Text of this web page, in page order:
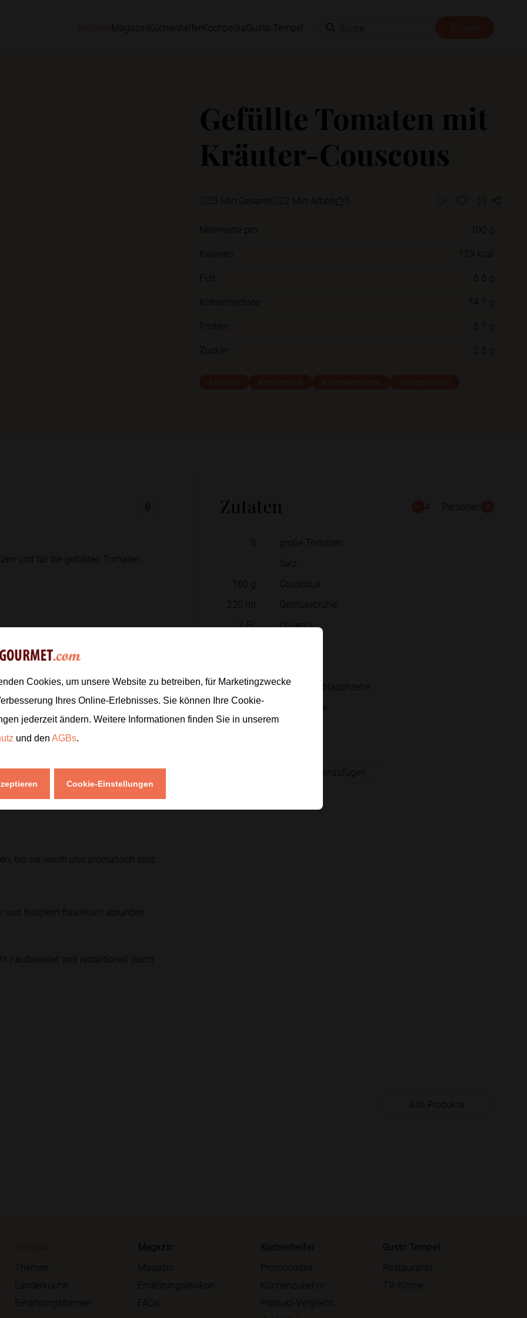
Magazin Küchenhelfer Kochpedia Gusto Tempel
Gefüllte Tomaten mit
Kräuter-Couscous
35 Min Gesamt 22 Min Arbeit 5
Nährwerte pro
100 g
Kalorien
129 kcal
Fett
6.6 g
Kohlenhydrate
14.1 g
Protein
3.1 g
Zucker
2.3 g
Zutaten 4 Personen
8
große Tomaten
Salz
160 g
Couscous
220 ml
Gemüsebrühe
2EL
Olivenöl
1
kleine Knoblauchzehe
40g
Pinienkerne
Zur Einkaufsliste hinzufügen
und für die gefüllten Tomaten
leicht salzen.
lassen.
und beiseitestellen, während der
mischen.
bis sie weich und aromatisch sind.
und frischem Basilikum abrunden
/ aufbereitet und redaktionell durch
Alle Produkte
Themen
Länderküche
Ernährungsformen
Magazin
Magazin
Ernährungslexikon
FAQs
Küchenhelfer
Promocodes
Küchenzubehör
Produkt-Vergleich
Gusto Tempel
Restaurants
TV-Köche
Cookies, um unsere Website zu betreiben, für Marketingzwecke
Ihres Online-Erlebnisses. Sie können Ihre Cookie-
jederzeit ändern. Weitere Informationen finden Sie in unserem
und den AGBs.
Cookie-Einstellungen